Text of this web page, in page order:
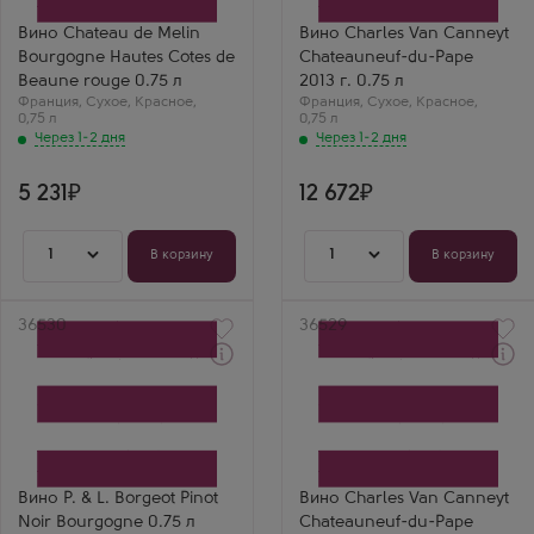
Вино Chateau de Melin
Bourgogne Hautes Cotes de
Beaune rouge 0.75 л
Франция, Сухое, Красное,
0,75 л
Через 1-2 дня
Пино Нуар
Страна
Франция
Регион
Бургундия
5 231
1 В корзину
Вино Charles Van Canneyt
Chateauneuf-du-Pape
2013 г. 0.75 л
Франция, Сухое, Красное,
0,75 л
Через 1-2 дня
Гренаш (Гарнача)
Страна
Франция
Регион
Бургундия
12 672
1 В корзину
Артикул
36530
Вино P. & L. Borgeot Pinot
Noir Bourgogne 0.75 л
Бургонь
Пино Нуар
Страна
Франция
Артикул
36529
Вино Charles Van Canneyt
Chateauneuf-du-Pape
Шатонеф дю Пап
Гренаш (Гарнача)
Страна
Франция